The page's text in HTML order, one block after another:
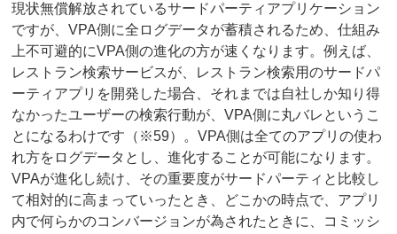
現状無償解放されているサードパーティアプリケーション
ですが、VPA側に全ログデータが蓄積されるため、仕組み
上不可避的にVPA側の進化の方が速くなります。例えば、
レストラン検索サービスが、レストラン検索用のサードパ
ーティアプリを開発した場合、それまでは自社しか知り得
なかったユーザーの検索行動が、VPA側に丸バレというこ
とになるわけです（※59）。VPA側は全てのアプリの使わ
れ方をログデータとし、進化することが可能になります。
VPAが進化し続け、その重要度がサードパーティと比較し
て相対的に高まっていったとき、どこかの時点で、アプリ
内で何らかのコンバージョンが為されたときに、コミッシ